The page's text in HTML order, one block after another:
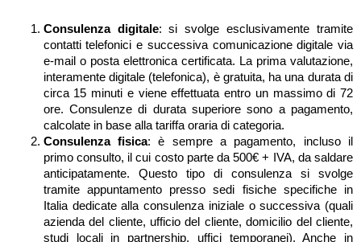
Consulenza digitale: si svolge esclusivamente tramite
contatti telefonici e successiva comunicazione digitale via
e-mail o posta elettronica certificata. La prima valutazione,
interamente digitale (telefonica), è gratuita, ha una durata di
circa 15 minuti e viene effettuata entro un massimo di 72
ore. Consulenze di durata superiore sono a pagamento,
calcolate in base alla tariffa oraria di categoria.
Consulenza fisica: è sempre a pagamento, incluso il
primo consulto, il cui costo parte da 500€ + IVA, da saldare
anticipatamente. Questo tipo di consulenza si svolge
tramite appuntamento presso sedi fisiche specifiche in
Italia dedicate alla consulenza iniziale o successiva (quali
azienda del cliente, ufficio del cliente, domicilio del cliente,
studi locali in partnership, uffici temporanei). Anche in